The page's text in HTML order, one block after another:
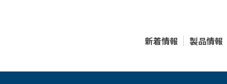
新着情報 製品情報